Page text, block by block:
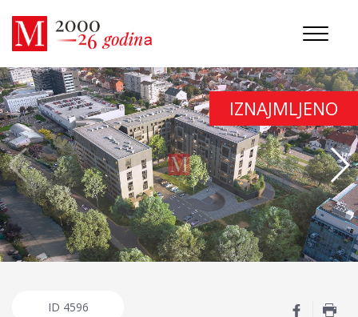
IZNAJMLJENO
ID 4596